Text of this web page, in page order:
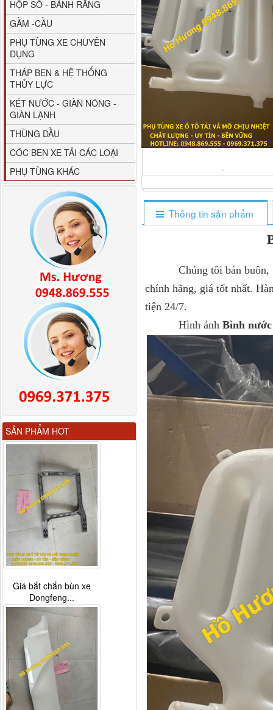
Thông tin sản phẩm
Chúng tôi bán buôn,
chính hãng, giá tốt nhất.
tiện 24/7.
Hình ảnh Bình
HỘP SỐ - BÁNH RĂNG
GẦM -CẦU
PHỤ TÙNG XE CHUYÊN
DỤNG
THÁP BEN & HỆ THỐNG
THỦY LỰC
KÉT NƯỚC - GIÀN NÓNG -
GIÀN LẠNH
THÙNG DẦU
CÓC BEN XE TẢI CÁC LOẠI
PHỤ TÙNG KHÁC
SẢN PHẨM HOT
80YHCB-60 Bơm xăng
dầu 60m3/h...
M4610162101A0 Tapbi
cửa Thaco...
Gương chiếu hậu FAW
JH6 có sấy...
Giá bắt chắn bùn xe
Dongfeng...